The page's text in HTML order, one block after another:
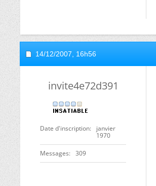
14/12/2007, 16h56
invite4e72d391
Date d'inscription
janvier
1970
Messages 309